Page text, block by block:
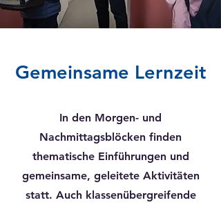
Gemeinsame Lernzeit
In den Morgen- und
Nachmittagsblöcken finden
thematische Einführungen und
gemeinsame, geleitete Aktivitäten
statt. Auch klassenübergreifende